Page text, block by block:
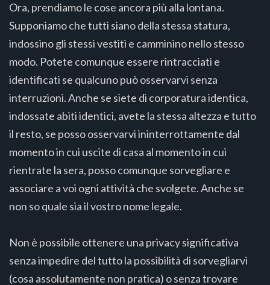
Ora, prendiamo le cose ancora più alla lontana.
Supponiamo che tutti siano della stessa statura,
indossino gli stessi vestiti e camminino nello stesso
modo. Potete comunque essere rintracciati e
identificati se qualcuno può osservarvi senza
interruzioni. Anche se siete di corporatura identica,
indossate abiti identici, avete la stessa altezza e tutto
il resto, se posso osservarvi ininterrottamente dal
momento in cui uscite di casa al momento in cui
rientrate la sera, posso comunque sorvegliare e
associare a voi ogni attività che svolgete. Anche se
non so quale sia il vostro nome legale.
Non è possibile ottenere una privacy significativa
senza impedire del tutto la possibilità di sorvegliarvi
(cosa assolutamente non pratica) o senza trovare